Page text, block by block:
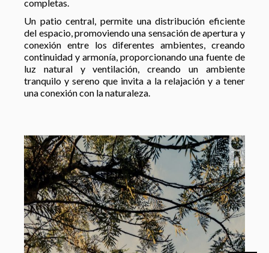
completas.
Un patio central, permite una distribución eficiente
del espacio, promoviendo una sensación de apertura y
conexión entre los diferentes ambientes, creando
continuidad y armonía, proporcionando una fuente de
luz natural y ventilación, creando un ambiente
tranquilo y sereno que invita a la relajación y a tener
una conexión con la naturaleza.